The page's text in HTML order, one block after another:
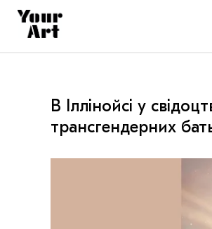
В Іллінойсі у
трансгендерних